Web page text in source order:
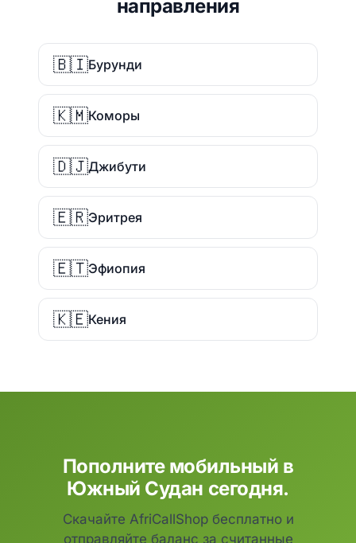
направления
🇧🇮Бурунди
🇰🇲Коморы
🇩🇯Джибути
🇪🇷Эритрея
🇪🇹Эфиопия
🇰🇪Кения
Пополните мобильный в
Южный Судан сегодня.
Скачайте AfriCallShop бесплатно и
отправляйте баланс за считанные